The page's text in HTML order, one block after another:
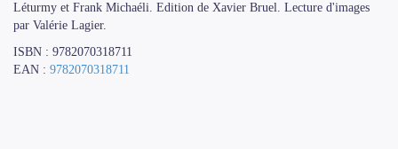
Léturmy et Frank Michaéli. Edition de Xavier Bruel. Lecture d'images
par Valérie Lagier.
ISBN : 9782070318711
EAN : 9782070318711